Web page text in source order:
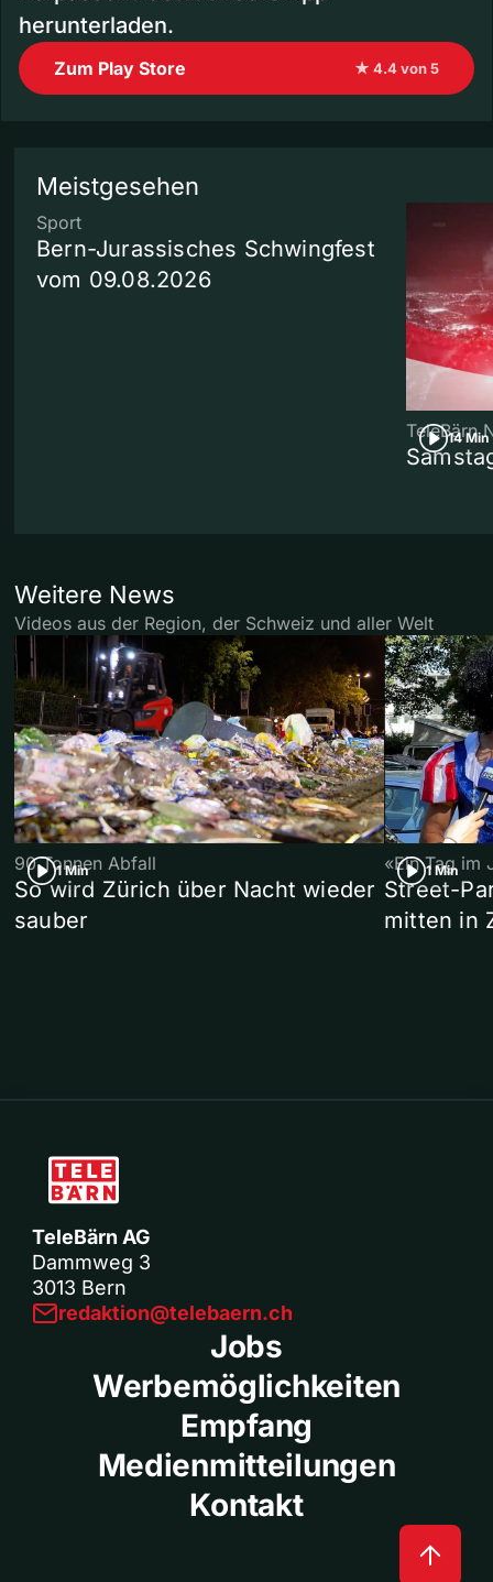
herunterladen.
Zum Play Store ★ 4.4 von 5
Meistgesehen
Sport
Bern-Jurassisches Schwingfest
vom 09.08.2026
14 Min
TeleBärn
Weitere News
Videos aus der Region, der Schweiz und aller Welt
1 Min
90 Tonnen Abfall
So wird Zürich über Nacht wieder
sauber
1 Min
«Ein Tag im
Street-
mitten in
TeleBärn AG
Dammweg 3
3013 Bern
redaktion@telebaern.ch
Jobs
Werbemöglichkeiten
Empfang
Medienmitteilungen
Kontakt